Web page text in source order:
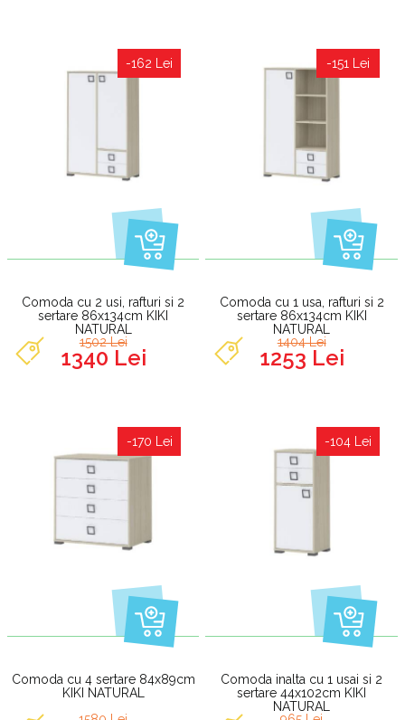
-162 Lei
Comoda cu 2 usi, rafturi si 2
sertare 86x134cm KIKI
NATURAL
1502 Lei
1340 Lei
-151 Lei
Comoda cu 1 usa, rafturi si 2
sertare 86x134cm KIKI
NATURAL
1404 Lei
1253 Lei
-170 Lei
Comoda cu 4 sertare 84x89cm
KIKI NATURAL
-104 Lei
Comoda inalta cu 1 usai si 2
sertare 44x102cm KIKI
NATURAL